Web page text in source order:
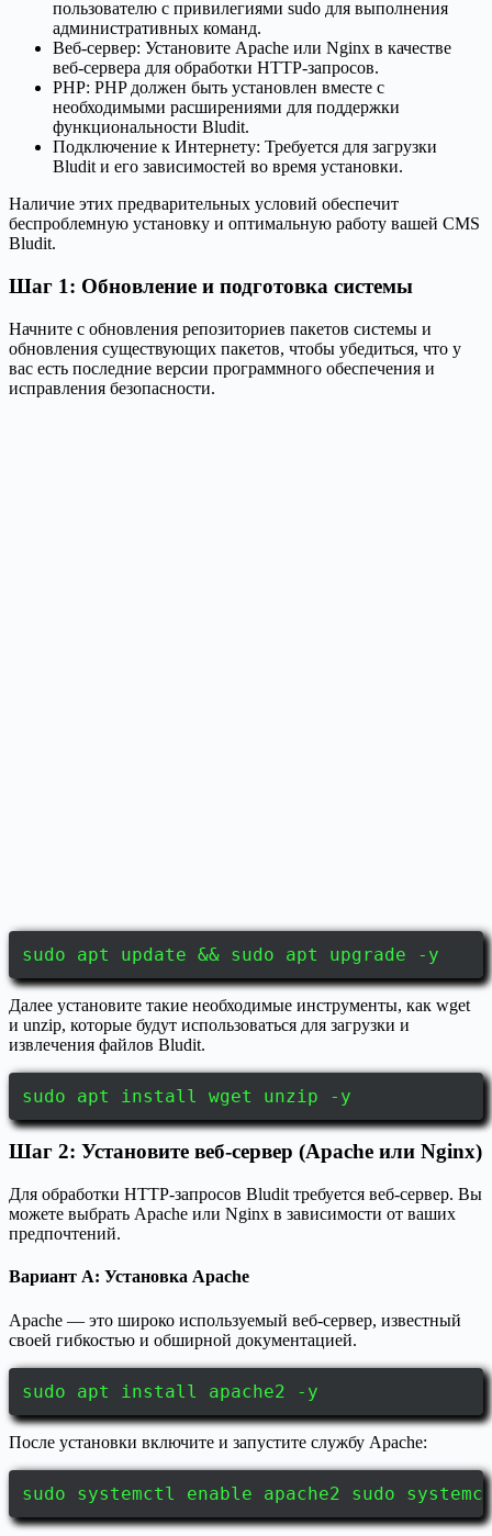
пользователю с привилегиями sudo для выполнения
административных команд.
Веб-сервер: Установите Apache или Nginx в качестве
веб-сервера для обработки HTTP-запросов.
PHP: PHP должен быть установлен вместе с
необходимыми расширениями для поддержки
функциональности Bludit.
Подключение к Интернету: Требуется для загрузки
Bludit и его зависимостей во время установки.
Наличие этих предварительных условий обеспечит
беспроблемную установку и оптимальную работу вашей CMS
Bludit.
Шаг 1: Обновление и подготовка системы
Начните с обновления репозиториев пакетов системы и
обновления существующих пакетов, чтобы убедиться, что у
вас есть последние версии программного обеспечения и
исправления безопасности.
sudo apt update && sudo apt upgrade -y
Далее установите такие необходимые инструменты, как wget
и unzip, которые будут использоваться для загрузки и
извлечения файлов Bludit.
sudo apt install wget unzip -y
Шаг 2: Установите веб-сервер (Apache или Nginx)
Для обработки HTTP-запросов Bludit требуется веб-сервер. Вы
можете выбрать Apache или Nginx в зависимости от ваших
предпочтений.
Вариант A: Установка Apache
Apache — это широко используемый веб-сервер, известный
своей гибкостью и обширной документацией.
sudo apt install apache2 -y
После установки включите и запустите службу Apache:
sudo systemctl enable apache2 sudo